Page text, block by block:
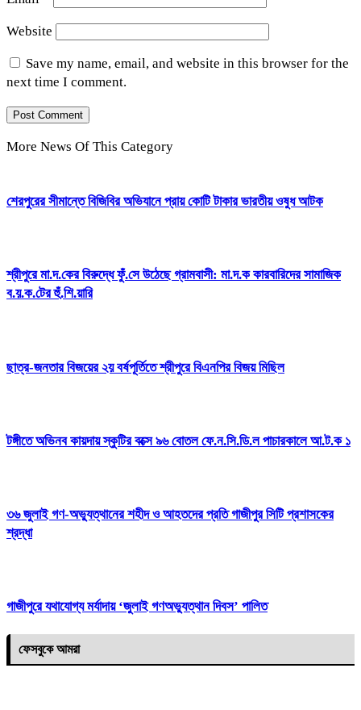
Website
Save my name, email, and website in this browser for the
next time I comment.
More News Of This Category
শেরপুরের সীমান্তে বিজিবির অভিযানে প্রায় কোটি টাকার ভারতীয় ওষুধ আটক
শ্রীপুরে মা.দ.কের বিরুদ্ধে ফুঁ.সে উঠেছে গ্রামবাসী: মা.দ.ক কারবারিদের সামাজিক
ব.য়.ক.টের হুঁ.শি.য়ারি
ছাত্র-জনতার বিজয়ের ২য় বর্ষপূর্তিতে শ্রীপুরে বিএনপির বিজয় মিছিল
টঙ্গীতে অভিনব কায়দায় স্কুটির বক্সে ৯৬ বোতল ফে.ন.সি.ডি.ল পাচারকালে আ.ট.ক ১
৩৬ জুলাই গণ-অভ্যুত্থানের শহীদ ও আহতদের প্রতি গাজীপুর সিটি প্রশাসকের
শ্রদ্ধা
গাজীপুরে যথাযোগ্য মর্যাদায় ‘জুলাই গণঅভ্যুত্থান দিবস’ পালিত
ফেসবুকে আমরা